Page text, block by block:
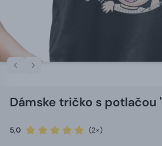
Dámske tričko s potlačou
5,0 (2×)